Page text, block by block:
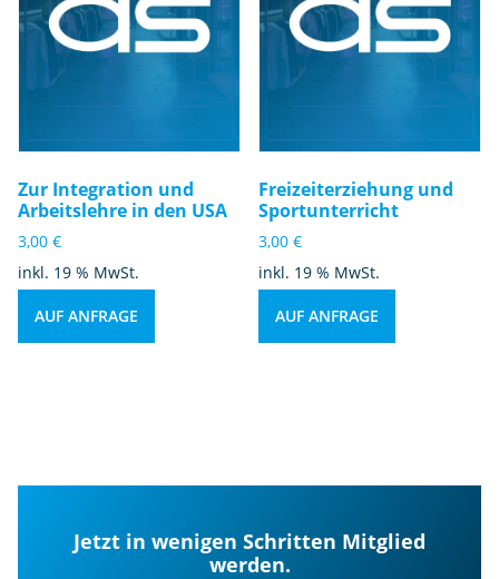
Zur Integration und
Arbeitslehre in den USA
3,00 €
inkl. 19 % MwSt.
AUF ANFRAGE
Freizeiterziehung und
Sportunterricht
3,00€
inkl. 19 % MwSt.
AUF ANFRAGE
Jetzt in wenigen Schritten Mitglied
werden.